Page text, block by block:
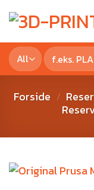
Forside /